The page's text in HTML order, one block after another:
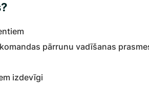
pārrunu vadīšanas
izdevīgi